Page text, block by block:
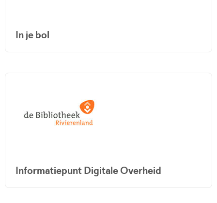
In je bol
Informatiepunt Digitale Overheid